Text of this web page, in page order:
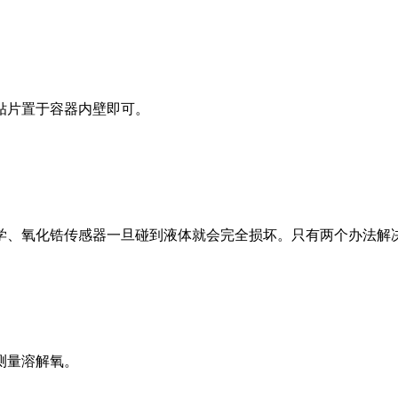
置于容器内壁即可。
化锆传感器一旦碰到液体就会完全损坏。只有两个办法解
溶解氧。